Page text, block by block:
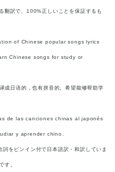
翻訳で、100%正しいことを保証するも
of Chinese popular songs lyrics
Chinese songs for study or
成日语的，也有拼音的。希望能够帮助学
de las canciones chinas al japonés
y aprender chino.
をピンイン付で日本語訳・和訳していま
す。